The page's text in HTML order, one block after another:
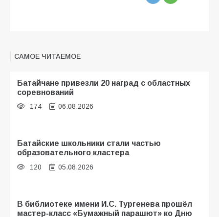
САМОЕ ЧИТАЕМОЕ
Батайчане привезли 20 наград с областных
соревнований
174 06.08.2026
Батайские школьники стали частью
образовательного кластера
120 05.08.2026
В библиотеке имени И.С. Тургенева прошёл
мастер-класс «Бумажный парашют» ко Дню